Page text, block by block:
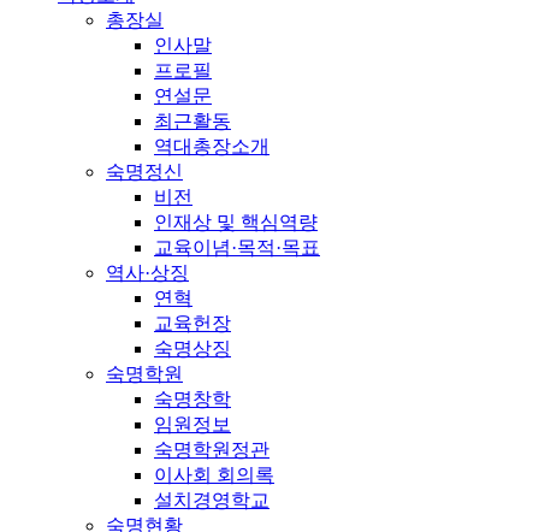
총장실
인사말
프로필
연설문
최근활동
역대총장소개
숙명정신
비전
인재상 및 핵심역량
교육이념·목적·목표
역사·상징
연혁
교육헌장
숙명상징
숙명학원
숙명창학
임원정보
숙명학원정관
이사회 회의록
설치경영학교
숙명현황